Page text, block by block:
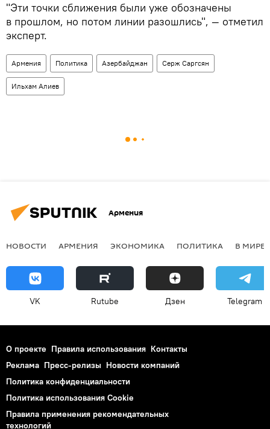
"Эти точки сближения были уже обозначены
в прошлом, но потом линии разошлись", — отметил
эксперт.
Армения Политика Азербайджан Серж Саргсян
Ильхам Алиев
Армения
НОВОСТИ АРМЕНИЯ ЭКОНОМИКА ПОЛИТИКА В МИРЕ
VK Rutube Дзен Telegram
О проекте Правила использования Контакты
Реклама Пресс-релизы Новости компаний
Политика конфиденциальности
Политика использования Cookie
Правила применения рекомендательных
технологий